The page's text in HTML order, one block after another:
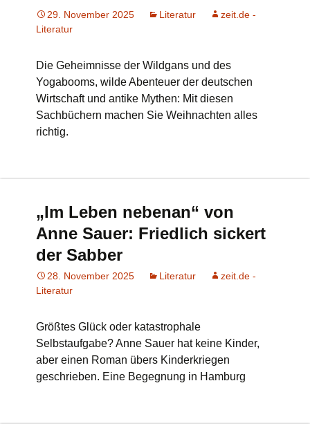
29. November 2025 Literatur
zeit.de -
Literatur
Die Geheimnisse der Wildgans und des
Yogabooms, wilde Abenteuer der deutschen
Wirtschaft und antike Mythen: Mit diesen
Sachbüchern machen Sie Weihnachten alles
richtig.
„Im Leben nebenan“ von
Anne Sauer: Friedlich sickert
der Sabber
28. November 2025 Literatur
zeit.de -
Literatur
Größtes Glück oder katastrophale
Selbstaufgabe? Anne Sauer hat keine Kinder,
aber einen Roman übers Kinderkriegen
geschrieben. Eine Begegnung in Hamburg